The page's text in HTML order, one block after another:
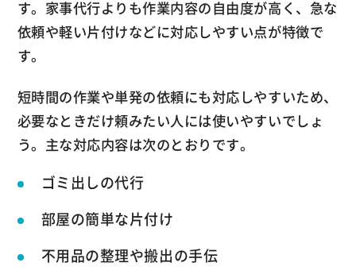
す。家事代行よりも作業内容の自由度が高く、急な
依頼や軽い片付けなどに対応しやすい点が特徴で
す。
短時間の作業や単発の依頼にも対応しやすいため、
必要なときだけ頼みたい人には使いやすいでしょ
う。主な対応内容は次のとおりです。
ゴミ出しの代行
部屋の簡単な片付け
不用品の整理や搬出の手伝